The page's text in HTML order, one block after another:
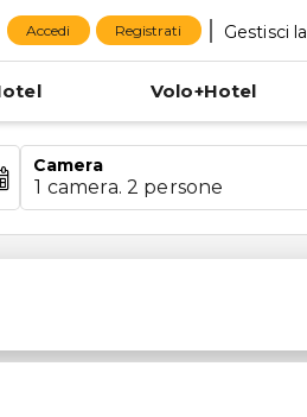
Accedi Registrati Gestisci
Volo+Hotel
Camera
1 camera. 2 persone